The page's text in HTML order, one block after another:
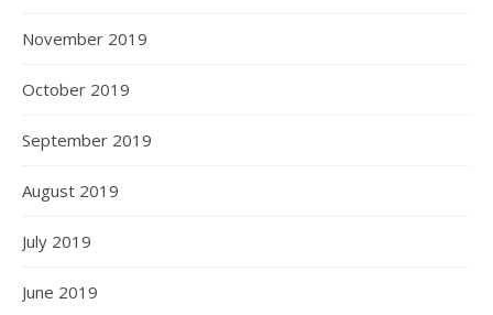
November 2019
October 2019
September 2019
August 2019
July 2019
June 2019